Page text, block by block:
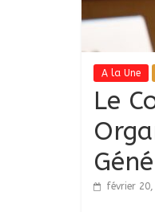
A la Une
Le
février